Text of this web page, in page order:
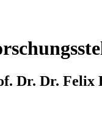
Dr. Dr.